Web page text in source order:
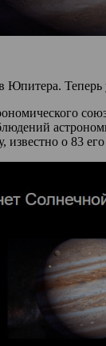
известно о 83